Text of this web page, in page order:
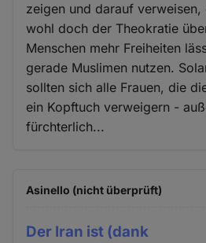
zeigen und darauf
wohl doch der Theokratie
Menschen mehr Freiheiten
gerade Muslimen nutzen.
sollten sich alle Frauen, die
ein Kopftuch verweigern -
fürchterlich...
Asinello (nicht überprüft)
Der Iran ist (dank